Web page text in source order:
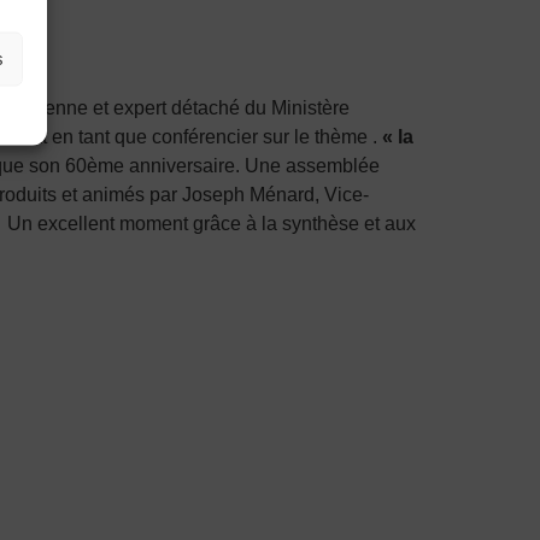
et expert détaché du Ministère
en tant que conférencier sur le thème . « la
son 60ème anniversaire. Une assemblée
et animés par Joseph Ménard, Vice-
excellent moment grâce à la synthèse et aux